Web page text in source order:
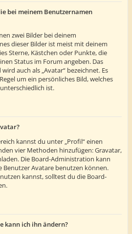
bei meinem Benutzernamen
zwei Bilder bei deinem
dieser Bilder ist meist mit deinem
Sterne, Kästchen oder Punkte, die
Status im Forum angeben. Das
auch als „Avatar“ bezeichnet. Es
um ein persönliches Bild, welches
ist.
kannst du unter „Profil“ einen
vier Methoden hinzufügen: Gravatar,
Die Board-Administration kann
Benutzer Avatare benutzen können.
kannst, solltest du die Board-
kann ich ihn ändern?